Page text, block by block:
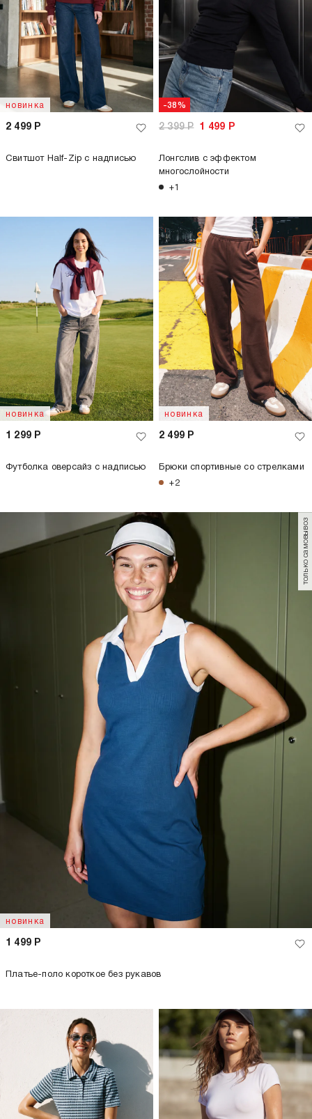
новинка
2 499 Р
Свитшот Half-Zip с надписью
-38%
2 399Р 1 499 Р
Лонгслив с эффектом
многослойности
+1
новинка
1 299 Р
Футболка оверсайз с надписью
новинка
2 499 Р
Брюки спортивные со стрелками
+2
новинка
только самовывоз
1 499 Р
Платье-поло короткое без рукавов